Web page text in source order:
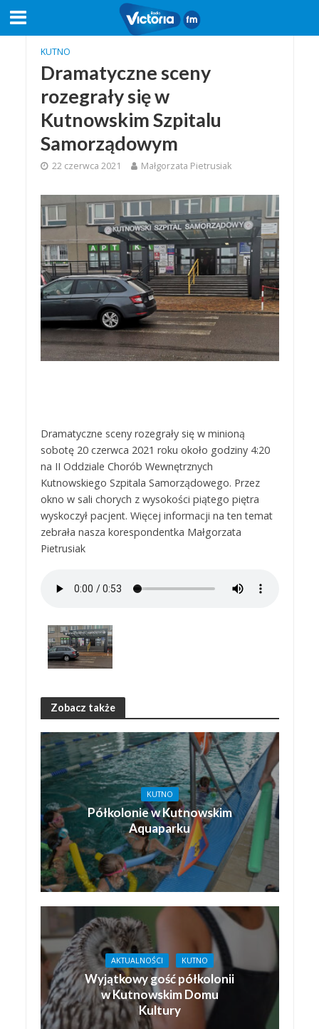
KUTNO
Dramatyczne sceny
rozegrały się w
Kutnowskim Szpitalu
Samorządowym
22 czerwca 2021 Małgorzata Pietrusiak
Dramatyczne sceny rozegrały się w minioną
sobotę 20 czerwca 2021 roku około godziny 4:20
na II Oddziale Chorób Wewnętrznych
Kutnowskiego Szpitala Samorządowego. Przez
okno w sali chorych z wysokości piątego piętra
wyskoczył pacjent. Więcej informacji na ten temat
zebrała nasza korespondentka Małgorzata
Pietrusiak
Zobacz także
KUTNO
Półkolonie w Kutnowskim
Aquaparku
AKTUALNOŚCI KUTNO
Wyjątkowy gość półkolonii
w Kutnowskim Domu
Kultury